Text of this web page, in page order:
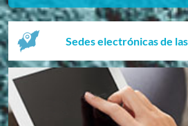
Sedes electrónicas de